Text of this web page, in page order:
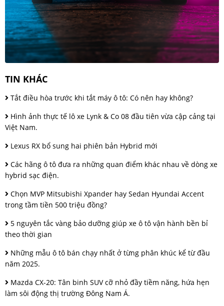
TIN KHÁC
Tắt điều hòa trước khi tắt máy ô tô: Có nên hay không?
Hình ảnh thực tế lô xe Lynk & Co 08 đầu tiên vừa cập cảng tại
Việt Nam.
Lexus RX bổ sung hai phiên bản Hybrid mới
Các hãng ô tô đưa ra những quan điểm khác nhau về dòng xe
hybrid sạc điện.
Chọn MVP Mitsubishi Xpander hay Sedan Hyundai Accent
trong tầm tiền 500 triệu đồng?
5 nguyên tắc vàng bảo dưỡng giúp xe ô tô vận hành bền bỉ
theo thời gian
Những mẫu ô tô bán chạy nhất ở từng phân khúc kể từ đầu
năm 2025.
Mazda CX-20: Tân binh SUV cỡ nhỏ đầy tiềm năng, hứa hẹn
làm sôi động thị trường Đông Nam Á.